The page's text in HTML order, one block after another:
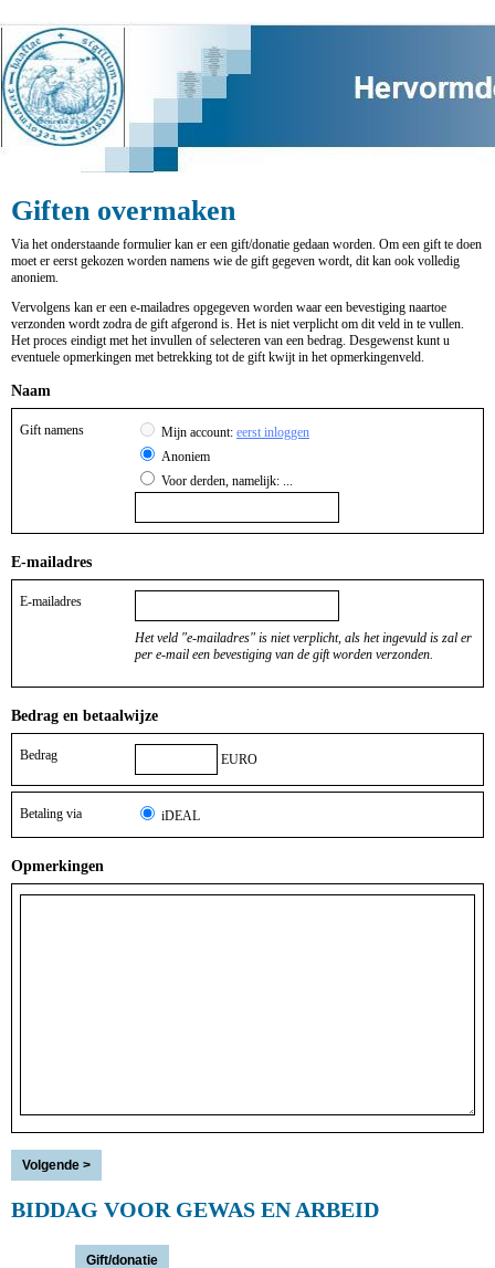
Giften overmaken
Via het onderstaande formulier kan er een gift/donatie gedaan worden. Om een gift te doen
moet er eerst gekozen worden namens wie de gift gegeven wordt, dit kan ook volledig
anoniem.
Vervolgens kan er een e-mailadres opgegeven worden waar een bevestiging naartoe
verzonden wordt zodra de gift afgerond is. Het is niet verplicht om dit veld in te vullen.
Het proces eindigt met het invullen of selecteren van een bedrag. Desgewenst kunt u
eventuele opmerkingen met betrekking tot de gift kwijt in het opmerkingenveld.
Naam
Gift namens Mijn account: eerst inloggen
Anoniem
Voor derden, namelijk: ...
E-mailadres
E-mailadres
Het veld "e-mailadres" is niet verplicht, als het ingevuld is zal er
per e-mail een bevestiging van de gift worden verzonden.
Bedrag en betaalwijze
Bedrag EURO
Betaling via iDEAL
Opmerkingen
BIDDAG VOOR GEWAS EN ARBEID